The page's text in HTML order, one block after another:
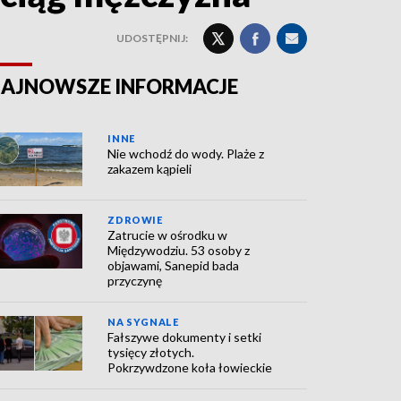
UDOSTĘPNIJ:
INFORMACJE
INNE
Nie wchodź do wody. Plaże z
zakazem kąpieli
ZDROWIE
Zatrucie w ośrodku w
Międzywodziu. 53 osoby z
objawami, Sanepid bada
przyczynę
NA SYGNALE
Fałszywe dokumenty i setki
tysięcy złotych.
Pokrzywdzone koła łowieckie